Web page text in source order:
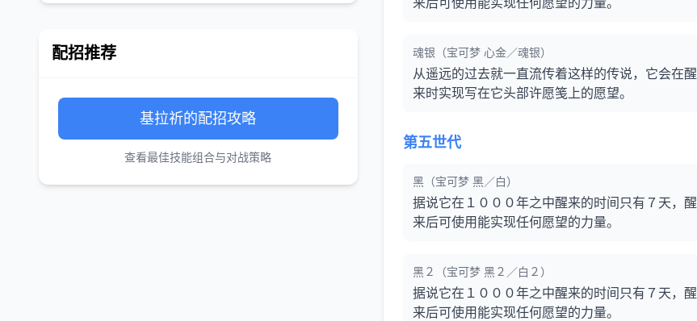
配招推荐
基拉祈的配招攻略
查看最佳技能组合与对战策略
魂银（宝可梦 心金／魂银）
从遥远的过去就一直流传着这样的传说，它会在醒
来时实现写在它头部许愿笺上的愿望。
第五世代
黑（宝可梦 黑／白）
据说它在１０００年之中醒来的时间只有７天，醒
来后可使用能实现任何愿望的力量。
黑２（宝可梦 黑２／白２）
据说它在１０００年之中醒来的时间只有７天，醒
来后可使用能实现任何愿望的力量。